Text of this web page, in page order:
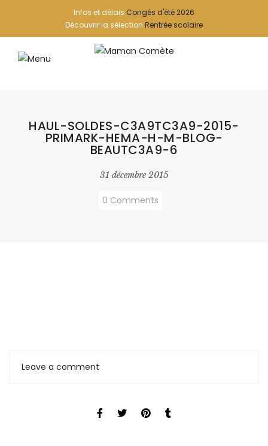
Infos et délais Congés d'été 2026
Découvrir la sélection Rentrée scolaire
HAUL-SOLDES-C3A9TC3A9-2015-
PRIMARK-HEMA-H-M-BLOG-
BEAUTC3A9-6
31 décembre 2015
0 Comments
Leave a comment